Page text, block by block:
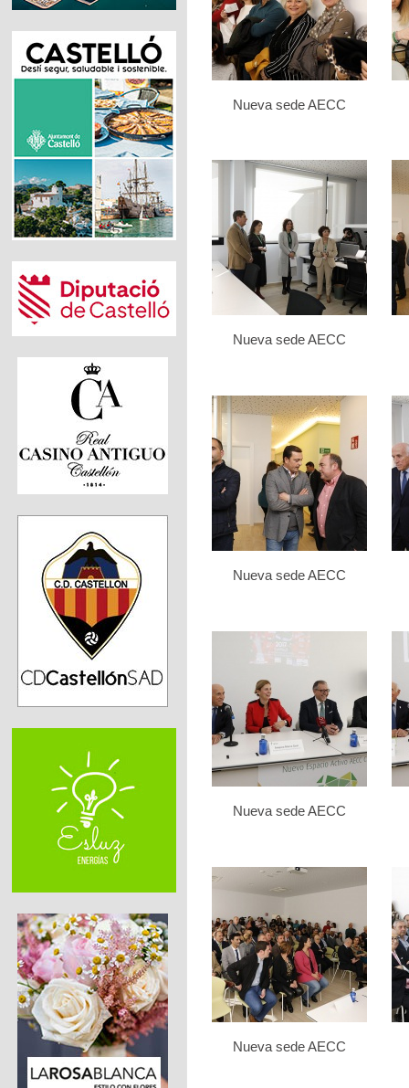
Nueva sede AECC
Nueva sede AECC
Nueva sede AECC
Nueva sede AECC
Nueva sede AECC